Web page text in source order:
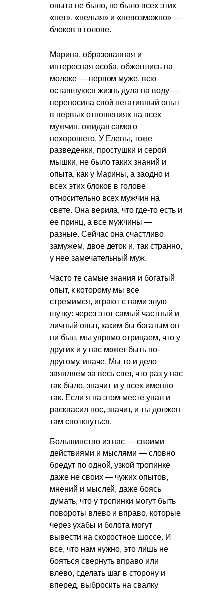
опыта не было, не было всех этих
«нет», «нельзя» и «невозможно» —
блоков в голове.
Марина, образованная и
интересная особа, обжегшись на
молоке — первом муже, всю
оставшуюся жизнь дула на воду —
переносила свой негативный опыт
в первых отношениях на всех
мужчин, ожидая самого
нехорошего. У Елены, тоже
разведенки, простушки и серой
мышки, не было таких знаний и
опыта, как у Марины, а заодно и
всех этих блоков в голове
относительно всех мужчин на
свете. Она верила, что где-то есть и
ее принц, а все мужчины —
разные. Сейчас она счастливо
замужем, двое деток и, так странно,
у нее замечательный муж.
Часто те самые знания и богатый
опыт, к которому мы все
стремимся, играют с нами злую
шутку: через этот самый частный и
личный опыт, каким бы богатым он
ни был, мы упрямо отрицаем, что у
других и у нас может быть по-
другому, иначе. Мы то и дело
заявляем за весь свет, что раз у нас
так было, значит, и у всех именно
так. Если я на этом месте упал и
расквасил нос, значит, и ты должен
там споткнуться.
Большинство из нас — своими
действиями и мыслями — словно
бредут по одной, узкой тропинке
даже не своих — чужих опытов,
мнений и мыслей, даже боясь
думать, что у тропинки могут быть
повороты влево и вправо, которые
через ухабы и болота могут
вывести на скоростное шоссе. И
все, что нам нужно, это лишь не
бояться свернуть вправо или
влево, сделать шаг в сторону и
вперед, выбросить на свалку